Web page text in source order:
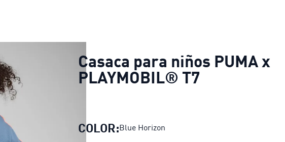
Casaca para niños PUMA x
PLAYMOBIL® T7
COLOR:Blue Horizon